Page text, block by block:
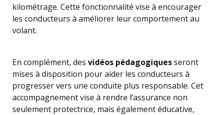
kilométrage. Cette fonctionnalité vise à encourager
les conducteurs à améliorer leur comportement au
volant.
En complément, des vidéos pédagogiquesseront
mises à disposition pour aider les conducteurs à
progresser vers une conduite plus responsable. Cet
accompagnement vise à rendre l’assurance non
seulement protectrice, mais également éducative,